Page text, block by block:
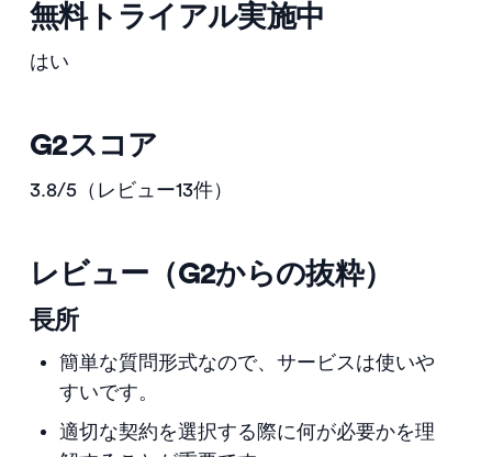
無料トライアル実施中
はい
G2スコア
3.8/5（レビュー13件）
レビュー（G2からの抜粋）
長所
簡単な質問形式なので、サービスは使いや
すいです。
適切な契約を選択する際に何が必要かを理